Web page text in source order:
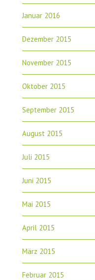
Januar 2016
Dezember 2015
November 2015
Oktober 2015
September 2015
August 2015
Juli 2015
Juni 2015
Mai 2015
April 2015
März 2015
Februar 2015